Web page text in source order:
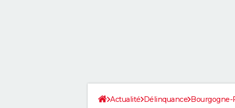
Actualité Délinquance Bourgogne-